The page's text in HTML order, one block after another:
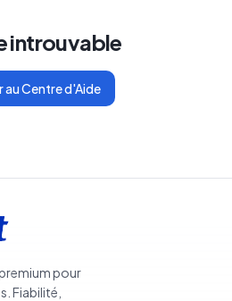
introuvable
au Centre d'Aide
pour
Fiabilité,